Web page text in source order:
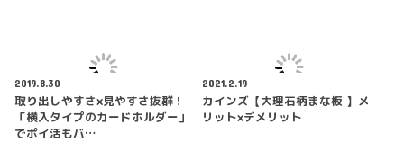
2019.8.30
取り出しやすさ×見やすさ抜群！
「横入タイプのカードホルダー」
でポイ活もバ…
2021.2.19
カインズ【大理石柄まな板 】メ
リット×デメリット